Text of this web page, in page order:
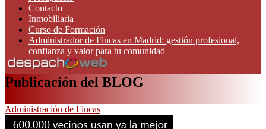
Contacto
Inmobiliaria
Curso de Formación
Administrador de Fincas en Madrid: gestión profesional,
confianza y valor para tu comunidad
Publicación del BLOG
Administración de Fincas